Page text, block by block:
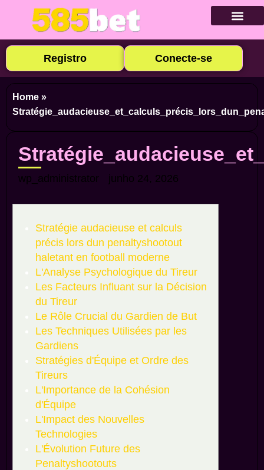
Registro Conecte-se
Home »
wp_administrator junho 24, 2026
Stratégie audacieuse et calculs
précis lors dun penaltyshootout
haletant en football moderne
L'Analyse Psychologique du Tireur
Les Facteurs Influant sur la Décision
du Tireur
Le Rôle Crucial du Gardien de But
Les Techniques Utilisées par les
Gardiens
Stratégies d'Équipe et Ordre des
Tireurs
L'Importance de la Cohésion
d'Équipe
L'Impact des Nouvelles
Technologies
L'Évolution Future des
Penaltyshootouts